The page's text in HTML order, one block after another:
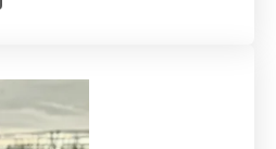
berufliche
psychologische
ich einfühlsam und